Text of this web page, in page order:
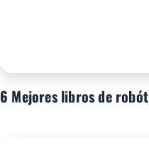
6 Mejores libros de